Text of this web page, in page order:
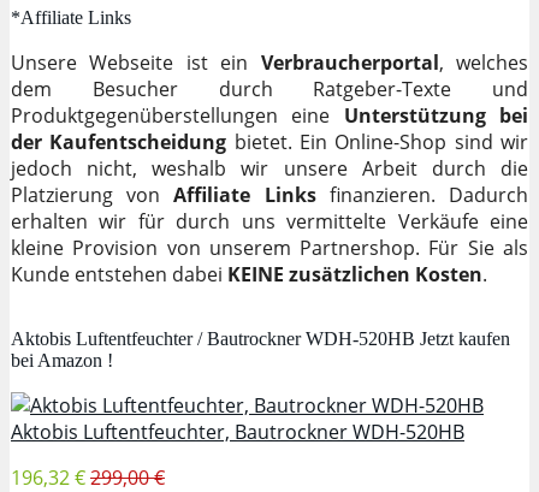
*Affiliate Links
Unsere Webseite ist ein Verbraucherportal, welches
dem Besucher durch Ratgeber-Texte und
Produktgegenüberstellungen eine Unterstützung bei
der Kaufentscheidung bietet. Ein Online-Shop sind wir
jedoch nicht, weshalb wir unsere Arbeit durch die
Platzierung vonAffiliate Linksfinanzieren. Dadurch
erhalten wir für durch uns vermittelte Verkäufe eine
kleine Provision von unserem Partnershop. Für Sie als
Kunde entstehen dabei KEINE zusätzlichen Kosten.
Aktobis Luftentfeuchter / Bautrockner WDH-520HB Jetzt kaufen
bei Amazon !
Aktobis Luftentfeuchter, Bautrockner WDH-520HB
196,32 €299,00 €